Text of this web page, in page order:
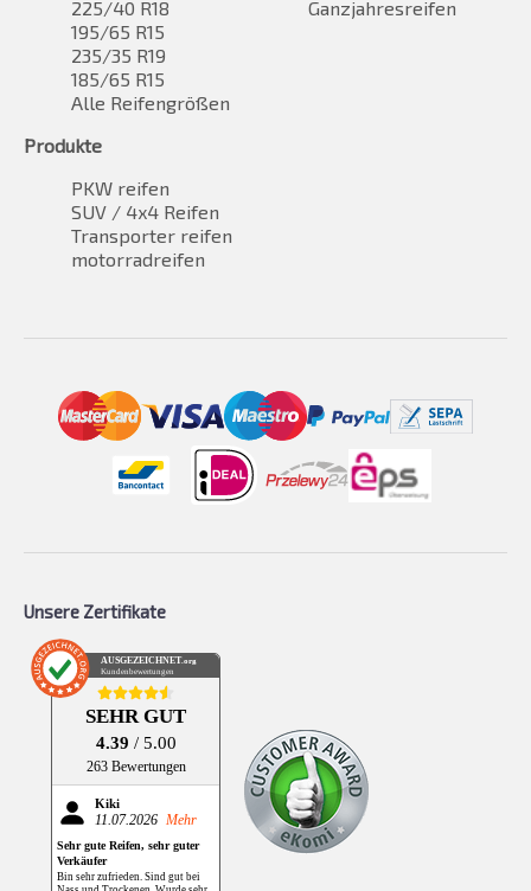
225/40 R18
195/65 R15
235/35 R19
185/65 R15
Alle Reifengrößen
Ganzjahresreifen
Produkte
PKW reifen
SUV / 4x4 Reifen
Transporter reifen
motorradreifen
Unsere Zertifikate
AUSGEZEICHNET .org
Kundenbewertungen
SEHR GUT
4.39 / 5.00
263 Bewertungen
Kiki
11.07.2026 Mehr
Sehr gute Reifen, sehr guter
Verkäufer
Bin sehr zufrieden. Sind gut bei